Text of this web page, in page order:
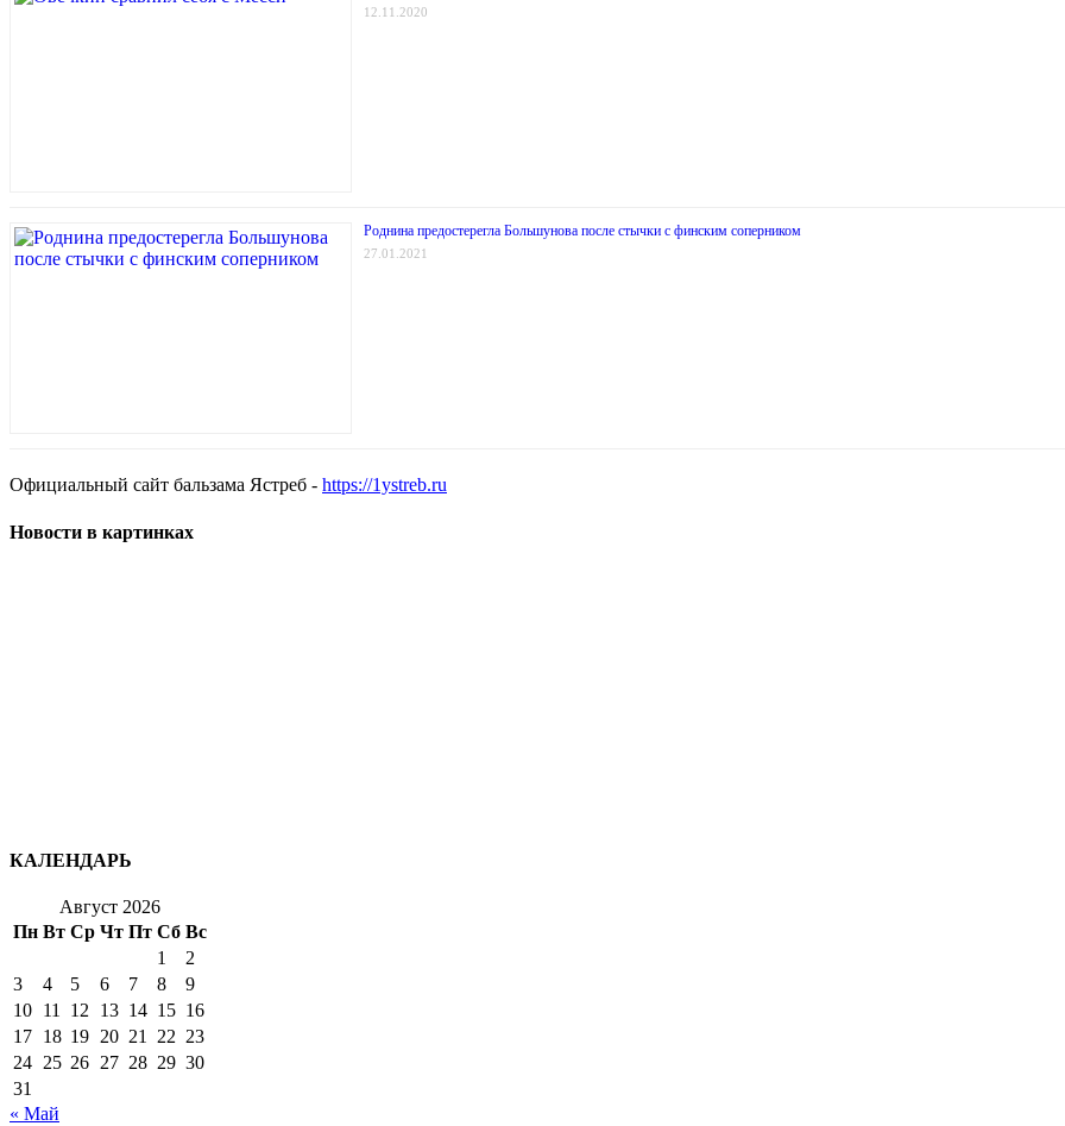
12.11.2020
Роднина предостерегла Большунова после стычки с финским соперником
27.01.2021
Официальный сайт бальзама Ястреб - https://1ystreb.ru
Новости в картинках
КАЛЕНДАРЬ
Август 2026
Пн Вт Ср Чт Пт Сб Вс
1
2
3
4 5 6 7 8
9
10 11 12 13 14 15 16
17 18 19 20 21 22 23
24 25 26 27 28 29 30
31
« Май